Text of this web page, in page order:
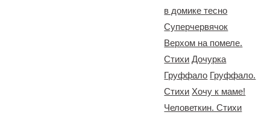
в домике тесно
Суперчервячок
Верхом на помеле.
Стихи Дочурка
Груффало Груффало.
Стихи Хочу к маме!
Человеткин. Стихи